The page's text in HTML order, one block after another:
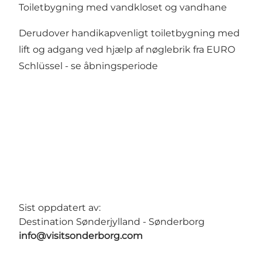
Toiletbygning med vandkloset og vandhane
Derudover handikapvenligt toiletbygning med
lift og adgang ved hjælp af nøglebrik fra EURO
Schlüssel - se åbningsperiode
Sist oppdatert av:
Destination Sønderjylland - Sønderborg
info@visitsonderborg.com